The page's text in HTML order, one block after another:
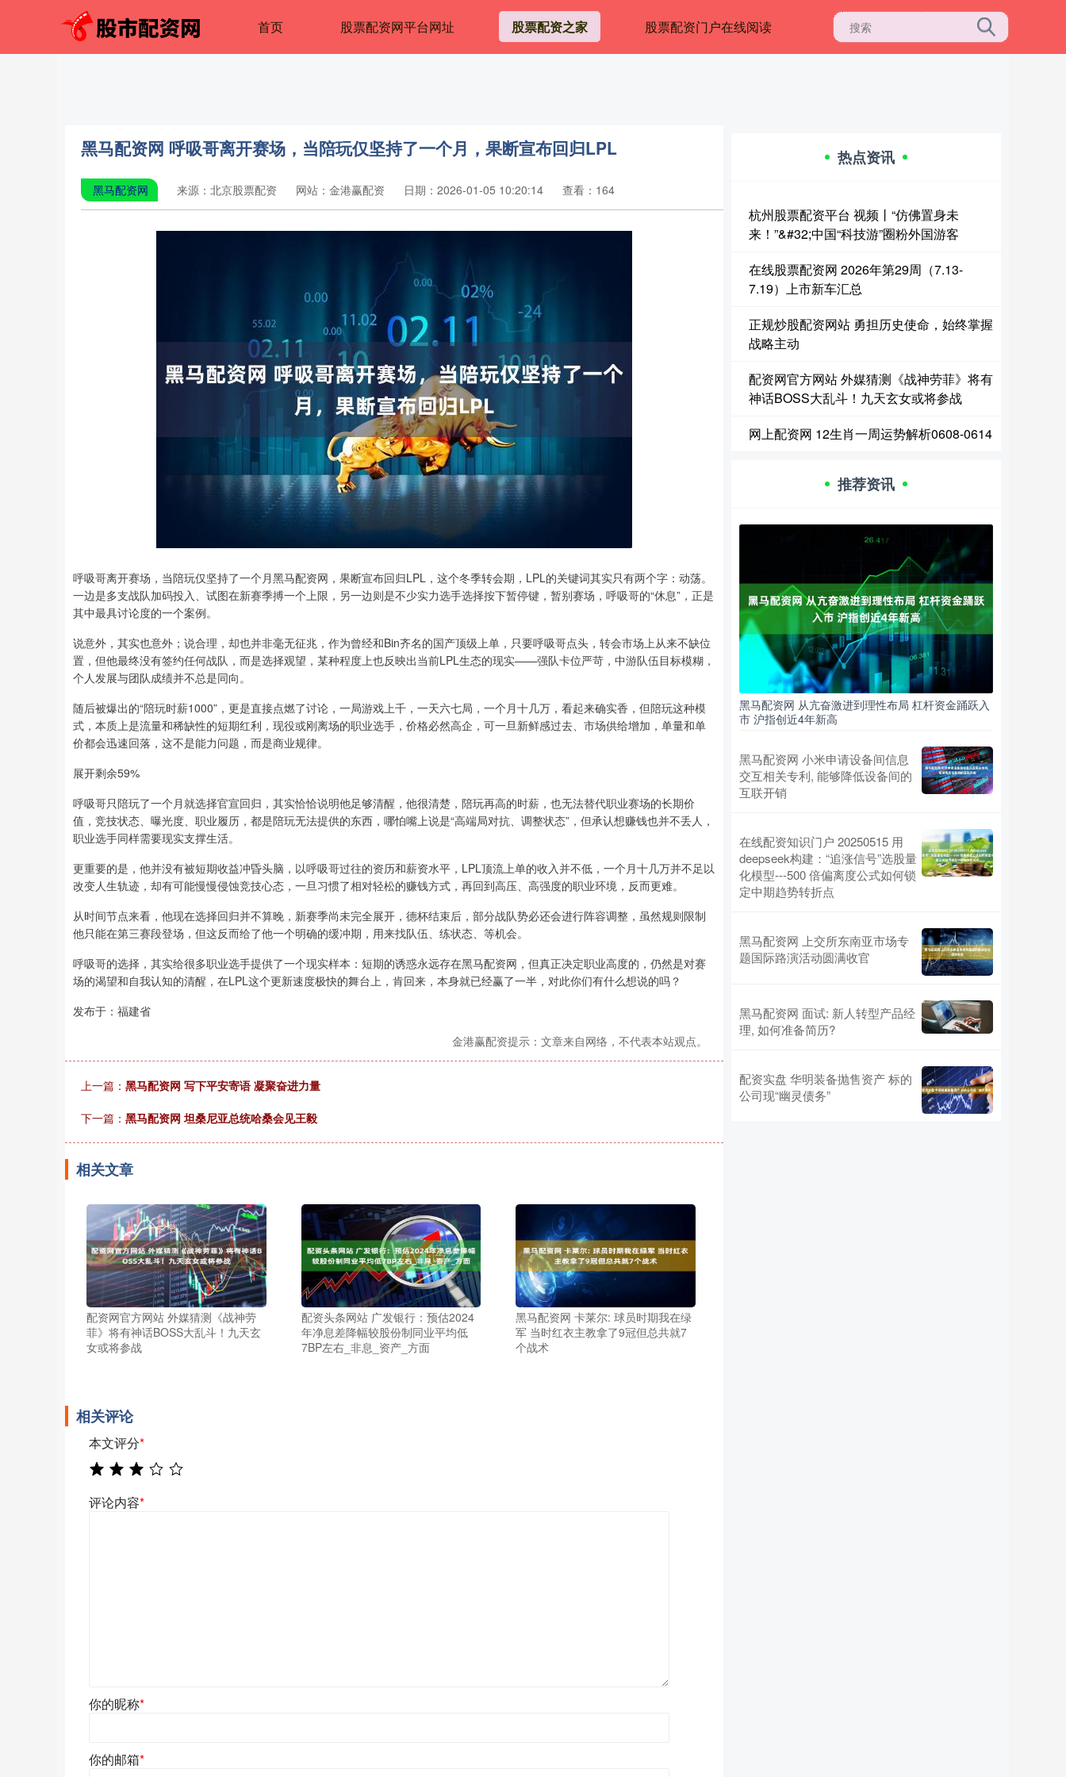
首页 股票配资网平台网址 股票配资之家 股票配资门户在线阅读
黑马配资网 呼吸哥离开赛场，当陪玩仅坚持了一个月，果断宣布回归LPL
黑马配资网 来源：北京股票配资 网站：金港赢配资 日期：2026-01-05 10:20:14 查看：164
呼吸哥离开赛场，当陪玩仅坚持了一个月黑马配资网，果断宣布回归LPL，这个冬季转会期，LPL的关键词其实只有两个字：动荡。
一边是多支战队加码投入、试图在新赛季搏一个上限，另一边则是不少实力选手选择按下暂停键，暂别赛场，呼吸哥的“休息”，正是
其中最具讨论度的一个案例。
说意外，其实也意外；说合理，却也并非毫无征兆，作为曾经和Bin齐名的国产顶级上单，只要呼吸哥点头，转会市场上从来不缺位
置，但他最终没有签约任何战队，而是选择观望，某种程度上也反映出当前LPL生态的现实——强队卡位严苛，中游队伍目标模糊，
个人发展与团队成绩并不总是同向。
随后被爆出的“陪玩时薪1000”，更是直接点燃了讨论，一局游戏上千，一天六七局，一个月十几万，看起来确实香，但陪玩这种模
式，本质上是流量和稀缺性的短期红利，现役或刚离场的职业选手，价格必然高企，可一旦新鲜感过去、市场供给增加，单量和单
价都会迅速回落，这不是能力问题，而是商业规律。
展开剩余59%
呼吸哥只陪玩了一个月就选择官宣回归，其实恰恰说明他足够清醒，他很清楚，陪玩再高的时薪，也无法替代职业赛场的长期价
值，竞技状态、曝光度、职业履历，都是陪玩无法提供的东西，哪怕嘴上说是“高端局对抗、调整状态”，但承认想赚钱也并不丢人，
职业选手同样需要现实支撑生活。
更重要的是，他并没有被短期收益冲昏头脑，以呼吸哥过往的资历和薪资水平，LPL顶流上单的收入并不低，一个月十几万并不足以
改变人生轨迹，却有可能慢慢侵蚀竞技心态，一旦习惯了相对轻松的赚钱方式，再回到高压、高强度的职业环境，反而更难。
从时间节点来看，他现在选择回归并不算晚，新赛季尚未完全展开，德杯结束后，部分战队势必还会进行阵容调整，虽然规则限制
他只能在第三赛段登场，但这反而给了他一个明确的缓冲期，用来找队伍、练状态、等机会。
呼吸哥的选择，其实给很多职业选手提供了一个现实样本：短期的诱惑永远存在黑马配资网，但真正决定职业高度的，仍然是对赛
场的渴望和自我认知的清醒，在LPL这个更新速度极快的舞台上，肯回来，本身就已经赢了一半，对此你们有什么想说的吗？
发布于：福建省
金港赢配资提示：文章来自网络，不代表本站观点。
上一篇： 黑马配资网 写下平安寄语 凝聚奋进力量
下一篇： 黑马配资网 坦桑尼亚总统哈桑会见王毅
相关文章
配资网官方网站 外媒猜测《战神劳
菲》将有神话BOSS大乱斗！九天玄
女或将参战
配资头条网站 广发银行：预估2024
年净息差降幅较股份制同业平均低
7BP左右_非息_资产_方面
黑马配资网 卡莱尔: 球员时期我在绿
军 当时红衣主教拿了9冠但总共就7
个战术
相关评论
本文评分*
评论内容*
你的昵称*
你的邮箱*
热点资讯
杭州股票配资平台 视频丨“仿佛置身未
来！”&#32;中国“科技游”圈粉外国游客
在线股票配资网 2026年第29周（7.13-
7.19）上市新车汇总
正规炒股配资网站 勇担历史使命，始终掌握
战略主动
配资网官方网站 外媒猜测《战神劳菲》将有
神话BOSS大乱斗！九天玄女或将参战
网上配资网 12生肖一周运势解析0608-0614
推荐资讯
黑马配资网 从亢奋激进到理性布局 杠杆资金踊跃入
市 沪指创近4年新高
黑马配资网 小米申请设备间信息
交互相关专利, 能够降低设备间的
互联开销
在线配资知识门户 20250515 用
deepseek构建：“追涨信号”选股量
化模型---500 倍偏离度公式如何锁
定中期趋势转折点
黑马配资网 上交所东南亚市场专
题国际路演活动圆满收官
黑马配资网 面试: 新人转型产品经
理, 如何准备简历?
配资实盘 华明装备抛售资产 标的
公司现“幽灵债务”